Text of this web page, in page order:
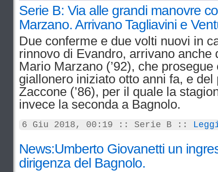
Serie B: Via alle grandi manovre
Marzano. Arrivano Tagliavini e
Due conferme e due volti nuovi in
rinnovo di Evandro, arrivano anche
Mario Marzano (’92), che
giallonero iniziato otto anni fa, e
Zaccone (’86), per il quale la
invece la seconda a Bagnolo.
6 Giu 2018, 00:19 :: Serie B ::
News:Umberto Giovanetti un
dirigenza del Bagnolo.